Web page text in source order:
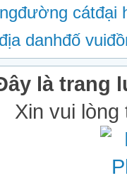
đường cátđại
địa danhđố vui
là trang
Xin vui